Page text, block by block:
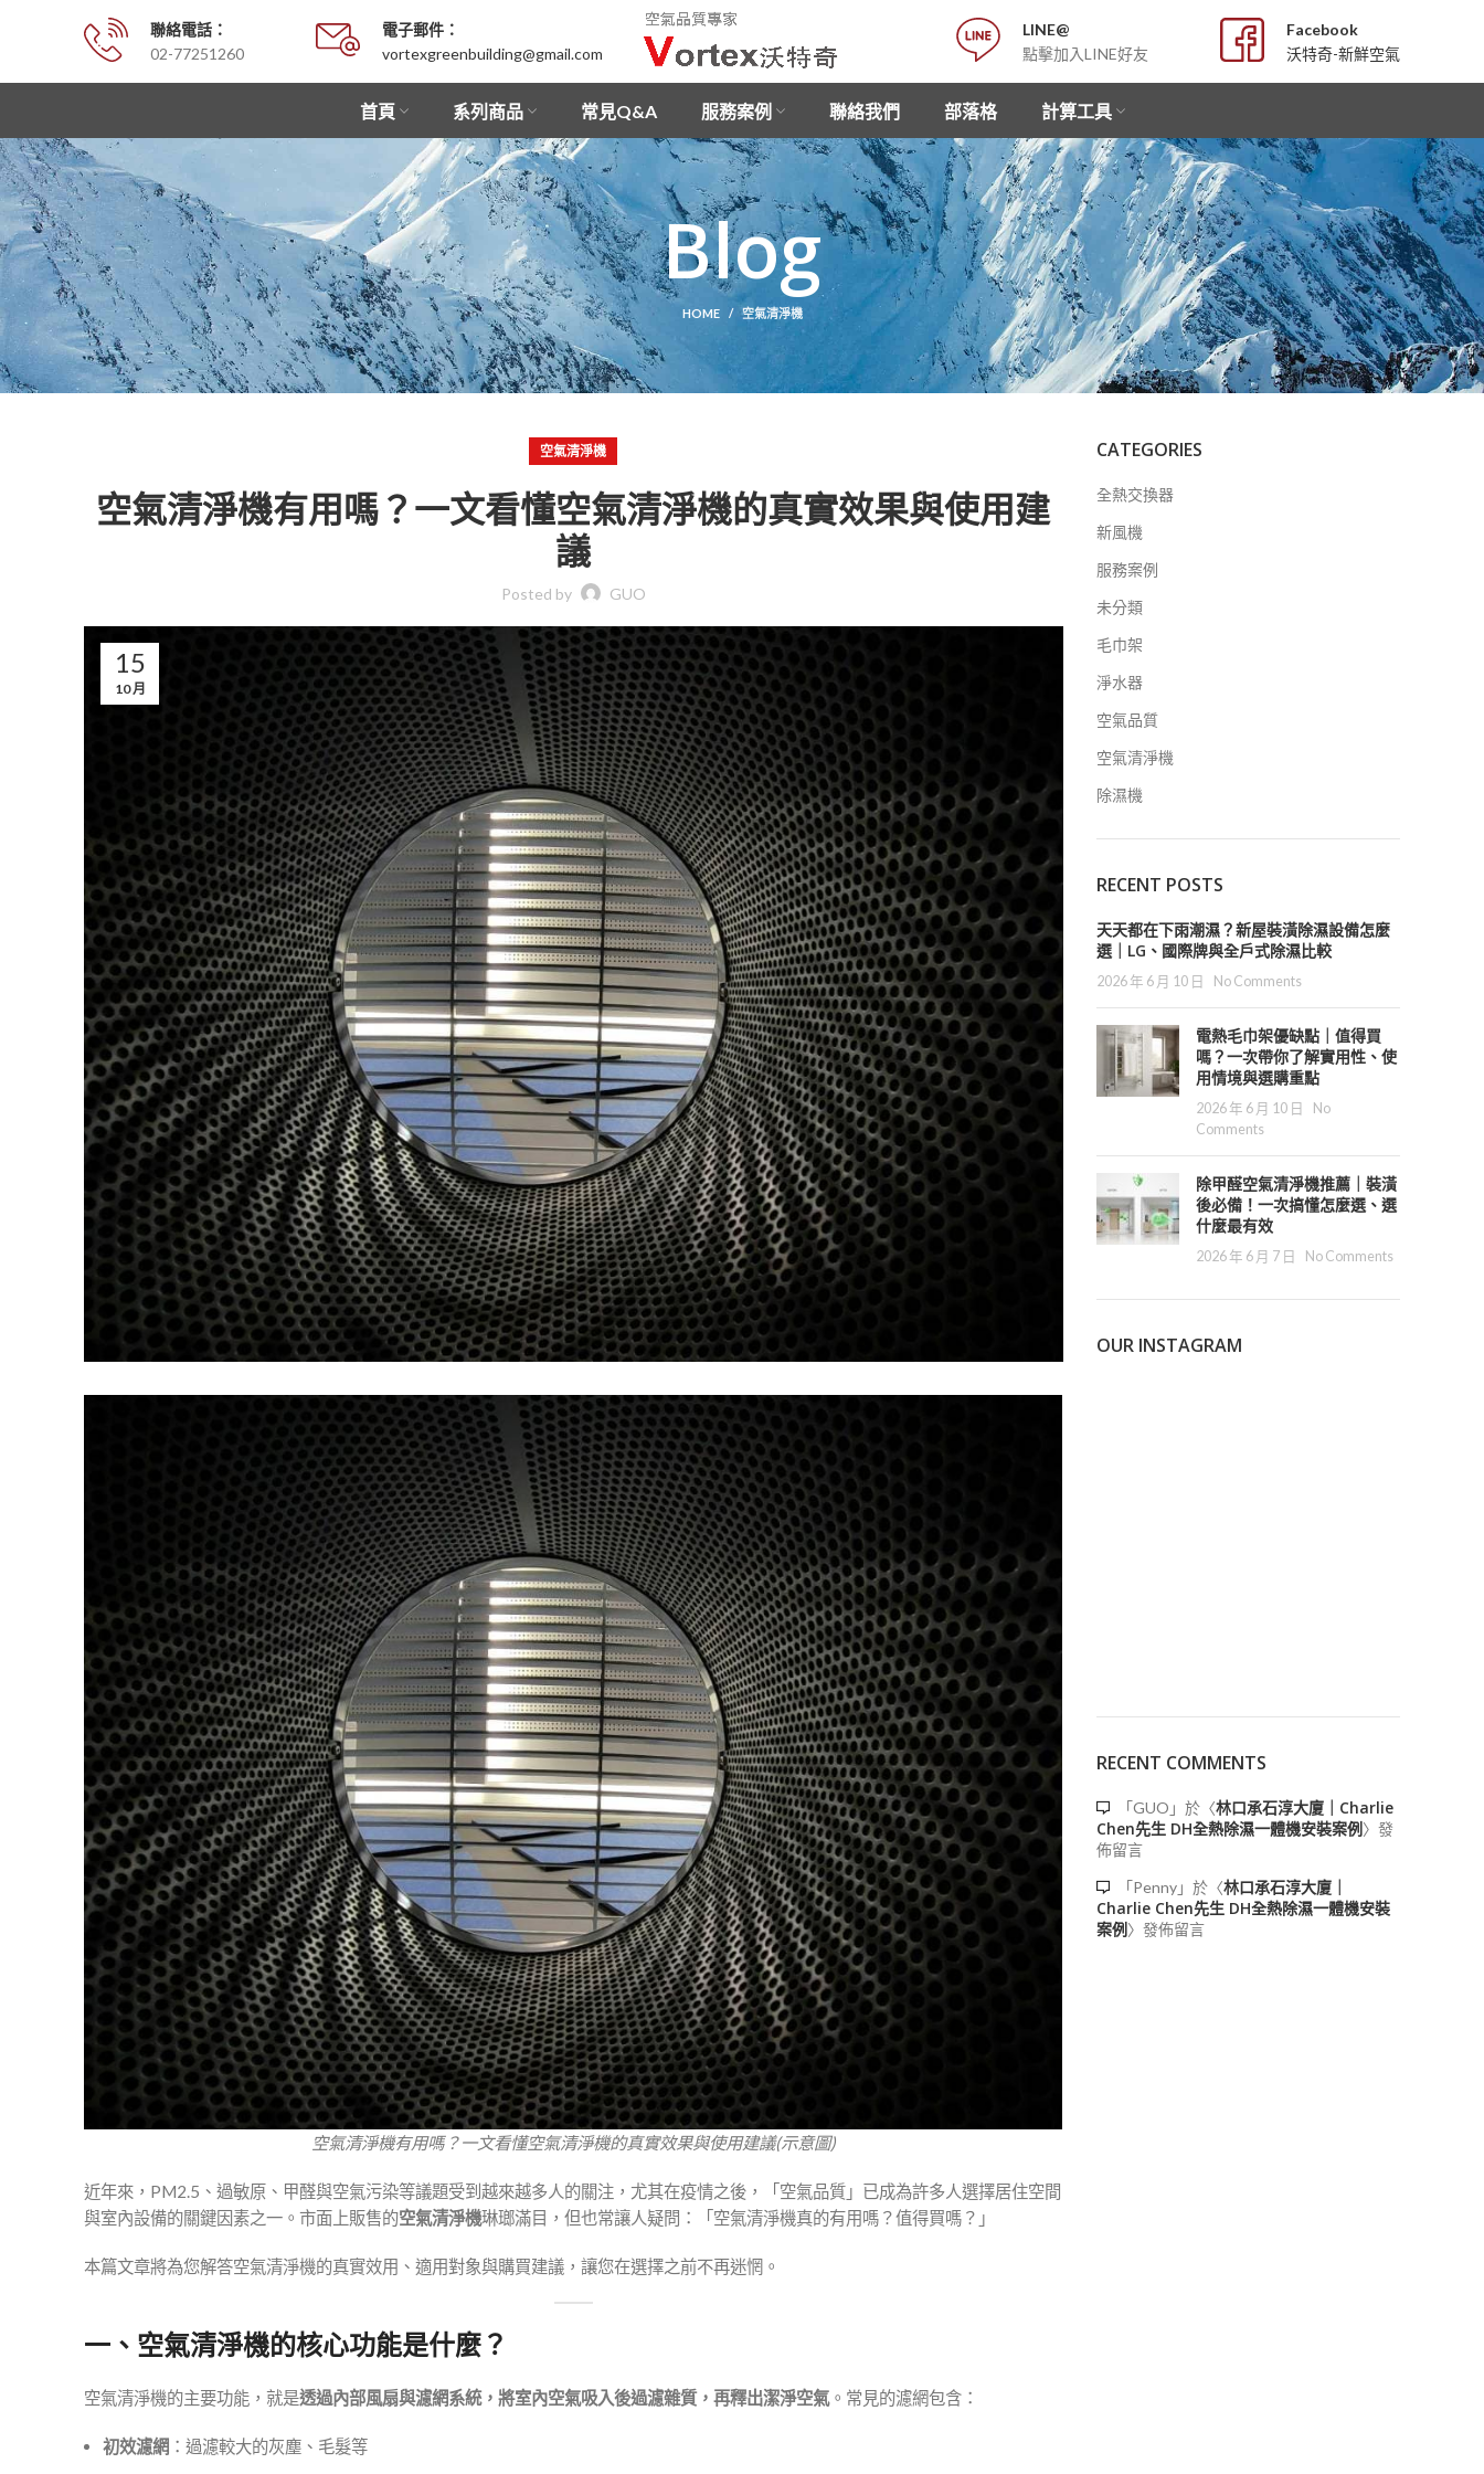
聯絡電話：
02-77251260
電子郵件：
vortexgreenbuilding@gmail.com
LINE@
點擊加入LINE好友
Facebook
沃特奇-新鮮空氣
首頁 系列商品 常見Q&A 服務案例 聯絡我們 部落格 計算工具
Blog
HOME 空氣清淨機
空氣清淨機
空氣清淨機有用嗎？一文看懂空氣清淨機的真實效果與使用建
議
Posted by GUO
15
10 月
空氣清淨機有用嗎？一文看懂空氣清淨機的真實效果與使用建議(示意圖)
近年來，PM2.5、過敏原、甲醛與空氣污染等議題受到越來越多人的關注，尤其在疫情之後，「空氣品質」已成為許多人選擇居住空間
與室內設備的關鍵因素之一。市面上販售的空氣清淨機琳瑯滿目，但也常讓人疑問：「空氣清淨機真的有用嗎？值得買嗎？」
本篇文章將為您解答空氣清淨機的真實效用、適用對象與購買建議，讓您在選擇之前不再迷惘。
一、空氣清淨機的核心功能是什麼？
空氣清淨機的主要功能，就是透過內部風扇與濾網系統，將室內空氣吸入後過濾雜質，再釋出潔淨空氣。常見的濾網包含：
初效濾網 ：過濾較大的灰塵、毛髮等
CATEGORIES
全熱交換器
新風機
服務案例
未分類
毛巾架
淨水器
空氣品質
空氣清淨機
除濕機
RECENT POSTS
天天都在下雨潮濕？新屋裝潢除濕設備怎麼
選｜LG、國際牌與全戶式除濕比較
2026 年 6 月 10 日 No Comments
電熱毛巾架優缺點｜值得買
嗎？一次帶你了解實用性、使
用情境與選購重點
2026 年 6 月 10 日
No
Comments
除甲醛空氣清淨機推薦｜裝潢
後必備！一次搞懂怎麼選、選
什麼最有效
2026 年 6 月 7 日 No Comments
OUR INSTAGRAM
RECENT COMMENTS
「 GUO 」於〈林口承石淳大廈｜Charlie
Chen先生 DH全熱除濕一體機安裝案例 〉發
佈留言
「 Penny」於〈林口承石淳大廈｜
Charlie Chen先生 DH全熱除濕一體機安裝
案例 〉發佈留言